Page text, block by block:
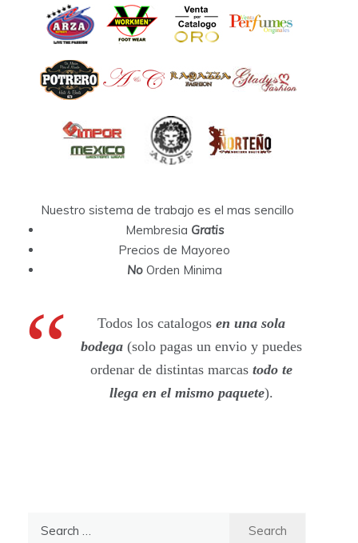
Nuestro sistema de trabajo es el mas sencillo
Membresia Gratis
Precios de Mayoreo
NoOrden Minima
Todos los catalogos en una sola
bodega (solo pagas un envio y puedes
ordenar de distintas marcastodo te
llega en el mismo paquete).